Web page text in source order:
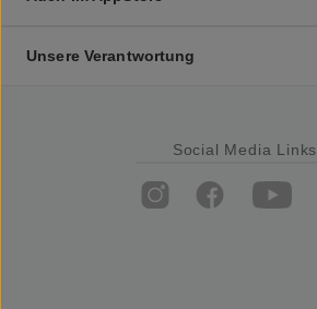
Unsere Verantwortung
Social Media Links